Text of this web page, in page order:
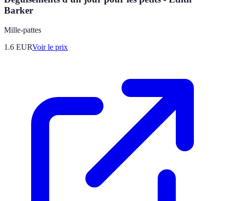
Barker
Mille-pattes
1.6 EURVoir le prix